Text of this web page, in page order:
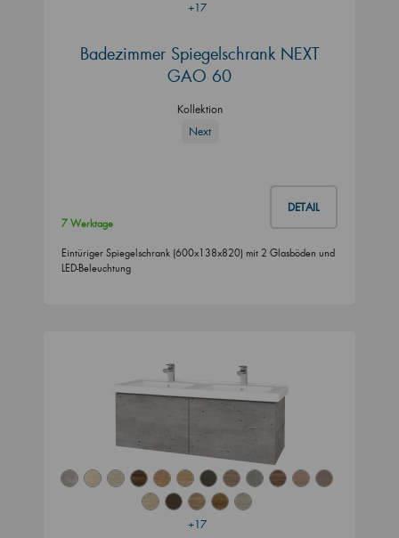
+17
Badezimmer Spiegelschrank NEXT
GAO 60
Kollektion
Next
DETAIL
7 Werktage
Eintüriger Spiegelschrank (600x138x820) mit 2 Glasböden und
LED-Beleuchtung
+17